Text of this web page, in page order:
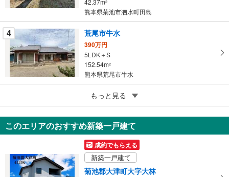
2
熊本県菊池市泗水町田島
4 荒尾市牛水
390万円
5LDK＋S
152.54m2
熊本県荒尾市牛水
荒尾市荒尾
480万円
4DK
113.06m2（登記）
熊本県荒尾市荒尾
もっと見る
このエリアのおすすめ新築一戸建て
成約でもらえる
新築一戸建て
菊池郡大津町大字大林